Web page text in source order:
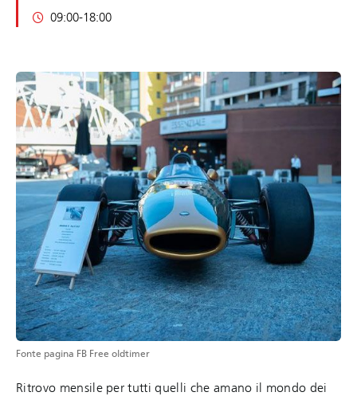
09:00-18:00
Fonte pagina FB Free oldtimer
Ritrovo mensile per tutti quelli che amano il mondo dei